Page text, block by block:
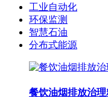
工业自动化
环保监测
智慧石油
分布式能源
餐饮油烟排放治